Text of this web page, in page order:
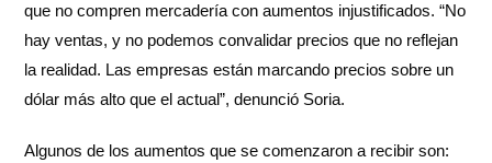
que no compren mercadería con aumentos injustificados. “No
hay ventas, y no podemos convalidar precios que no reflejan
la realidad. Las empresas están marcando precios sobre un
dólar más alto que el actual”, denunció Soria.
Algunos de los aumentos que se comenzaron a recibir son: